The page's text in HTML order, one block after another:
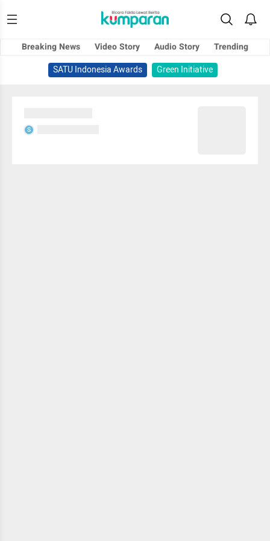
Breaking News Video Story Audio Story
Trending
SATU Indonesia Awards
Green Initiative
S